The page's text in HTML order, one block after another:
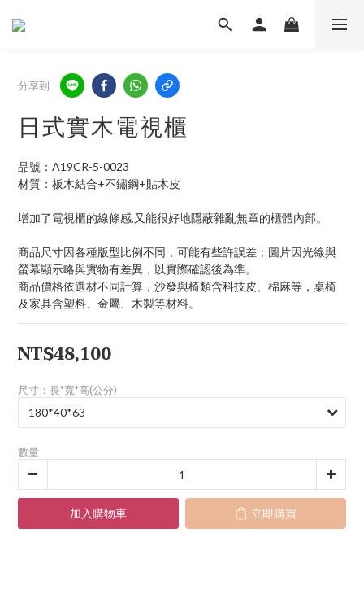
分享到
日式實木電視櫃
品號：A19CR-5-0023
材質：板木結合+不鏽鋼+貼木皮
增加了電視櫃的線條感,又能很好地隱蔽雜亂無章的櫃體內部。
商品尺寸因各種版型比例不同，可能有些許誤差；圖片因光線與
螢幕顯示略與實物有差異，以實際確認後為準。
商品價格依選材不同計算，沙發與椅類含科技皮、棉麻等，桌椅
及家具含塑料、金屬、木製等材料。
NT$48,100
尺寸：長*寬*高(公分)
數量
加入購物車 立即購買